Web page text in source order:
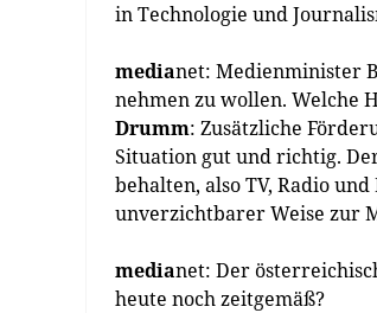
in Technologie und
medianet: Medienminister
nehmen zu wollen. Welche
Drumm: Zusätzliche
Situation gut und richtig.
behalten, also TV, Radio
unverzichtbarer Weise zur
medianet: Der
heute noch zeitgemäß?